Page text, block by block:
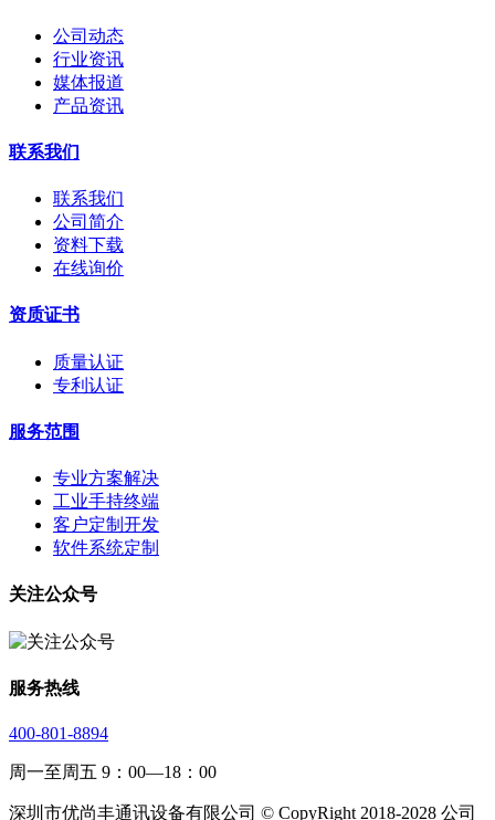
公司动态
行业资讯
媒体报道
产品资讯
联系我们
联系我们
公司简介
资料下载
在线询价
资质证书
质量认证
专利认证
服务范围
专业方案解决
工业手持终端
客户定制开发
软件系统定制
关注公众号
服务热线
400-801-8894
周一至周五 9：00—18：00
深圳市优尚丰通讯设备有限公司 © CopyRight 2018-2028 公司